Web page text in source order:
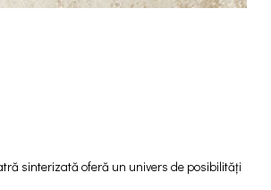
sinterizată oferă un univers de posibilități